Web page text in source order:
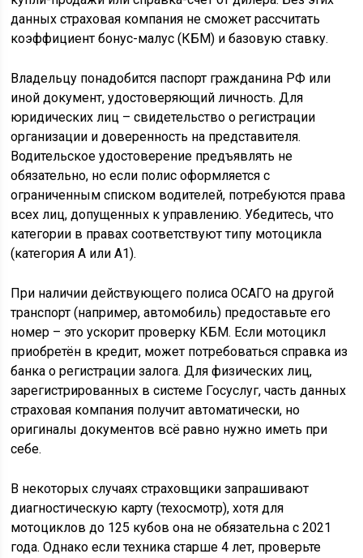
данных страховая компания не сможет рассчитать
коэффициент бонус-малус (КБМ) и базовую ставку.
Владельцу понадобится паспорт гражданина РФ или
иной документ, удостоверяющий личность. Для
юридических лиц – свидетельство о регистрации
организации и доверенность на представителя.
Водительское удостоверение предъявлять не
обязательно, но если полис оформляется с
ограниченным списком водителей, потребуются права
всех лиц, допущенных к управлению. Убедитесь, что
категории в правах соответствуют типу мотоцикла
(категория A или A1).
При наличии действующего полиса ОСАГО на другой
транспорт (например, автомобиль) предоставьте его
номер – это ускорит проверку КБМ. Если мотоцикл
приобретён в кредит, может потребоваться справка из
банка о регистрации залога. Для физических лиц,
зарегистрированных в системе Госуслуг, часть данных
страховая компания получит автоматически, но
оригиналы документов всё равно нужно иметь при
себе.
В некоторых случаях страховщики запрашивают
диагностическую карту (техосмотр), хотя для
мотоциклов до 125 кубов она не обязательна с 2021
года. Однако если техника старше 4 лет, проверьте